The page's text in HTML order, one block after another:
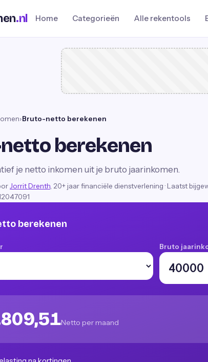
.nl Home Categorieën Alle rekentools
›Bruto-netto berekenen
berekenen
je netto inkomen uit je bruto jaarinkomen.
Jorrit Drenth , 20+ jaar financiële dienstverlening · Laatst
berekenen
Bruto
Netto per maand